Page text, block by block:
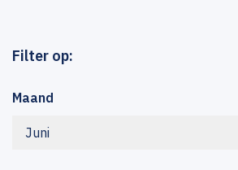
Filter op:
Maand
Juni